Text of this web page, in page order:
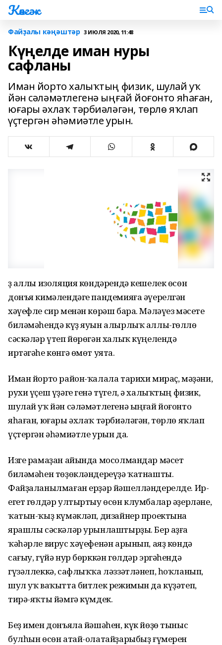
Көнгәк
Файҙалы кәңәштәр 3 ИЮЛЯ 2020, 11:48
Күңелде иман нуры
сафланы
Иман йорто халыҡтың физик, шулай уҡ
йән сәләмәтлегенә ыңғай йоғонто яһаған,
юғары әхлаҡ тәрбиәләгән, төрлө яҡлап
үҫтергән әһәмиәтле урын.
Үҙ аллы изоляция көндәрендә кешелек өсөн
донъя кимәлендәге пандемияға әүерелгән
хәүефле сир менән көрәш бара. Мәләүез мәсете
биләмәһендә күҙ яуын алырлыҡ аллы-гөллө
сәскәләр үтеп йөрөгән халыҡ күңелендә
иртәгәһе көнгә өмөт уята.
Иман йорто район-ҡалала тарихи мираҫ, мәҙәни,
рухи үҫеш үҙәге генә түгел, ә халыҡтың физик,
шулай уҡ йән сәләмәтлегенә ыңғай йоғонто
яһаған, юғары әхлаҡ тәрбиәләгән, төрлө яҡлап
үҫтергән әһәмиәтле урын да.
Изге рамаҙан айында мосолмандар мәсет
биләмәһен төҙөкләндереүҙә ҡатнашты.
Файҙаланылмаған ерҙәр йәшелләндерелде. Ир-
егет гөлдәр ултыртыу өсөн клумбалар әҙерләне,
ҡатын-ҡыҙ күмәкләп, дизайнер проектына
ярашлы сәскәләр урынлаштырҙы. Бер аҙға
ҡәһәрле вирус хәүефенән арынып, аяҙ көндә
сағыу, гүйә нур бөрккән гөлдәр эргәһендә
гүзәллеккә, сафлыҡҡа ләззәтләнеп, һоҡланып,
шул уҡ ваҡытта битлек режимын да күҙәтеп,
тирә-яҡты йәмгә күмдек.
Беҙ имен донъяла йәшәһен, күк йөҙө тыныс
булһын өсөн атай-олатайҙарыбыҙ ғүмерен